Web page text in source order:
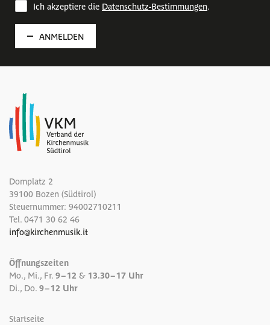
Ich akzeptiere die Datenschutz-Bestimmungen.
ANMELDEN
Domplatz 2
39100 Bozen (Südtirol)
Steuernummer: 94002710211
Tel. 0471 30 62 46
info@kirchenmusik.it
Öffnungszeiten
Mo., Mi., Fr. 9 – 12 & 13.30 – 17 Uhr
Di., Do. 9 – 12 Uhr
Startseite